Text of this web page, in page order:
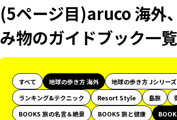
(5ページ目)aruco 海外
み物のガイドブック一覧
すべて 地球の歩き方 海外 地球の歩き方 Jシリーズ
ランキング&テクニック
Resort Style 島旅
BOOKS 旅の名言＆絶景
BOOKS 旅と健康